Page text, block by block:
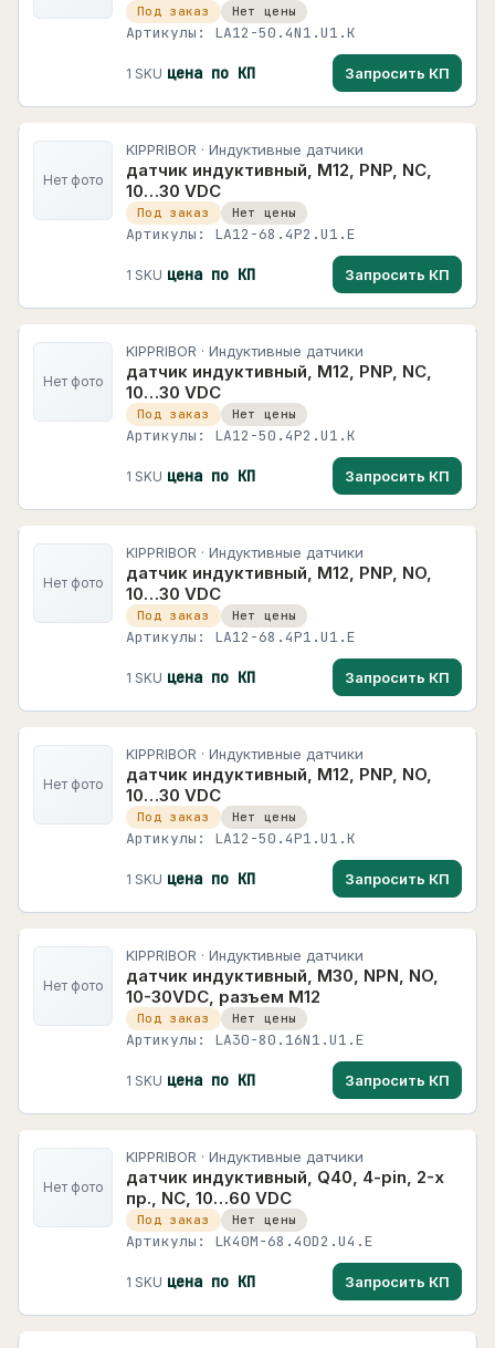
Под заказ Нет цены
Артикулы: LA12-50.4N1.U1.K
1 SKU цена по КП Запросить КП
Нет фото
KIPPRIBOR · Индуктивные датчики
датчик индуктивный, M12, PNP, NC,
10…30 VDC
Под заказ Нет цены
Артикулы: LA12-68.4P2.U1.E
1 SKU цена по КП Запросить КП
Нет фото
KIPPRIBOR · Индуктивные датчики
датчик индуктивный, M12, PNP, NC,
10…30 VDC
Под заказ Нет цены
Артикулы: LA12-50.4P2.U1.K
1 SKU цена по КП Запросить КП
Нет фото
KIPPRIBOR · Индуктивные датчики
датчик индуктивный, M12, PNP, NO,
10…30 VDC
Под заказ Нет цены
Артикулы: LA12-68.4P1.U1.E
1 SKU цена по КП Запросить КП
Нет фото
KIPPRIBOR · Индуктивные датчики
датчик индуктивный, M12, PNP, NO,
10…30 VDC
Под заказ Нет цены
Артикулы: LA12-50.4P1.U1.K
1 SKU цена по КП Запросить КП
Нет фото
KIPPRIBOR · Индуктивные датчики
датчик индуктивный, M30, NPN, NO,
10-30VDC, разъем M12
Под заказ Нет цены
Артикулы: LA30-80.16N1.U1.E
1 SKU цена по КП Запросить КП
Нет фото
KIPPRIBOR · Индуктивные датчики
датчик индуктивный, Q40, 4-pin, 2-х
пр., NC, 10…60 VDC
Под заказ Нет цены
Артикулы: LK40M-68.40D2.U4.E
1 SKU цена по КП Запросить КП